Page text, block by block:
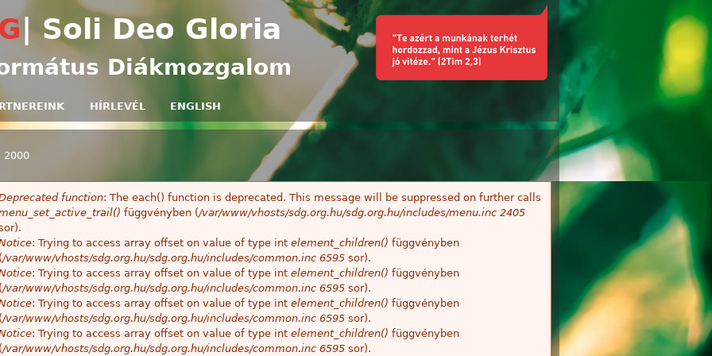
| Soli Deo Gloria
Diákmozgalom
HÍRLEVÉL ENGLISH
hely
2000
function: The each() function is deprecated. This message will be suppressed on further calls
függvényben (/var/www/vhosts/sdg.org.hu/sdg.org.hu/includes/menu.inc 2405
: Trying to access array offset on value of type int element_children() függvényben
(/var/www/vhosts/sdg.org.hu/sdg.org.hu/includes/common.inc 6595 sor).
: Trying to access array offset on value of type int element_children() függvényben
(/var/www/vhosts/sdg.org.hu/sdg.org.hu/includes/common.inc 6595 sor).
: Trying to access array offset on value of type int element_children() függvényben
(/var/www/vhosts/sdg.org.hu/sdg.org.hu/includes/common.inc 6595 sor).
: Trying to access array offset on value of type int element_children() függvényben
(/var/www/vhosts/sdg.org.hu/sdg.org.hu/includes/common.inc 6595 sor).